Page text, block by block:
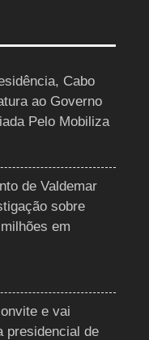
Cabo
ao Governo
Pelo Mobiliza
de Valdemar
sobre
em
e vai
presidencial de